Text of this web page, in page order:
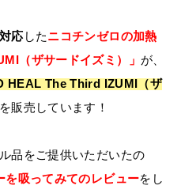
応したニコチンゼロの加熱
（ザサードイズミ）」 が、
HEAL The Third IZUMI（ザ
販売しています！
品をご提供いただいたの
を吸ってみてのレビューをし